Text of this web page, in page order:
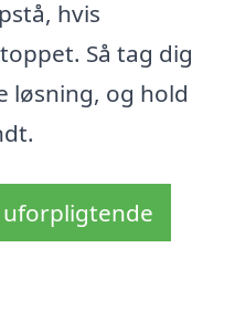
hvis
Så tag dig
løsning, og hold
uforpligtende